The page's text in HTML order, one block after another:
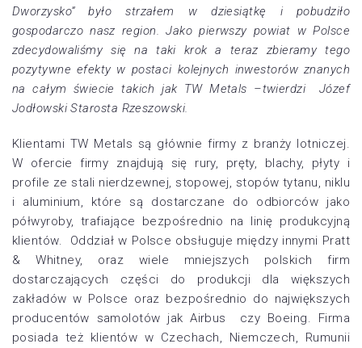
Dworzysko” było strzałem w dziesiątkę i pobudziło
gospodarczo nasz region. Jako pierwszy powiat w Polsce
zdecydowaliśmy się na taki krok a teraz zbieramy tego
pozytywne efekty w postaci kolejnych inwestorów znanych
na całym świecie takich jak TW Metals –twierdzi Józef
Jodłowski Starosta Rzeszowski.
Klientami TW Metals są głównie firmy z branży lotniczej.
W ofercie firmy znajdują się rury, pręty, blachy, płyty i
profile ze stali nierdzewnej, stopowej, stopów tytanu, niklu
i aluminium, które są dostarczane do odbiorców jako
półwyroby, trafiające bezpośrednio na linię produkcyjną
klientów. Oddział w Polsce obsługuje między innymi Pratt
& Whitney, oraz wiele mniejszych polskich firm
dostarczających części do produkcji dla większych
zakładów w Polsce oraz bezpośrednio do największych
producentów samolotów jak Airbus czy Boeing. Firma
posiada też klientów w Czechach, Niemczech, Rumunii